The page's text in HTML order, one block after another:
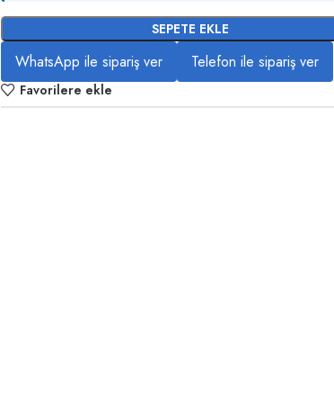
SEPETE EKLE
WhatsApp ile sipariş ver Telefon ile sipariş ver
Favorilere ekle